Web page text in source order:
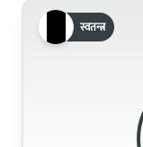
स्वतन्त्र